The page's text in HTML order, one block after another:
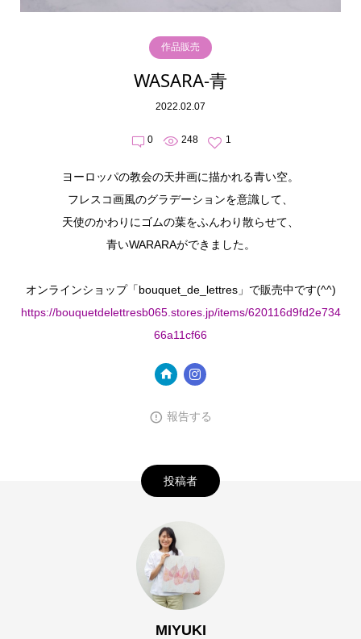
作品販売
WASARA-青
2022.02.07
0 248 1
ヨーロッパの教会の天井画に描かれる青い空。
フレスコ画風のグラデーションを意識して、
天使のかわりにゴムの葉をふんわり散らせて、
青いWARARAができました。
オンラインショップ「bouquet_de_lettres」で販売中です(^^)
https://bouquetdelettresb065.stores.jp/items/620116d9fd2e734
66a11cf66
報告する
投稿者
MIYUKI